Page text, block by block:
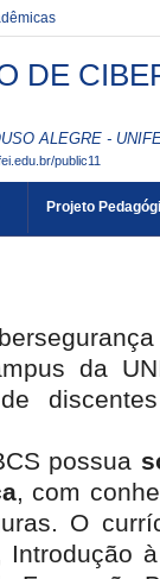
DE
ALEGRE -
public11
Projeto
da
possua
, com
O